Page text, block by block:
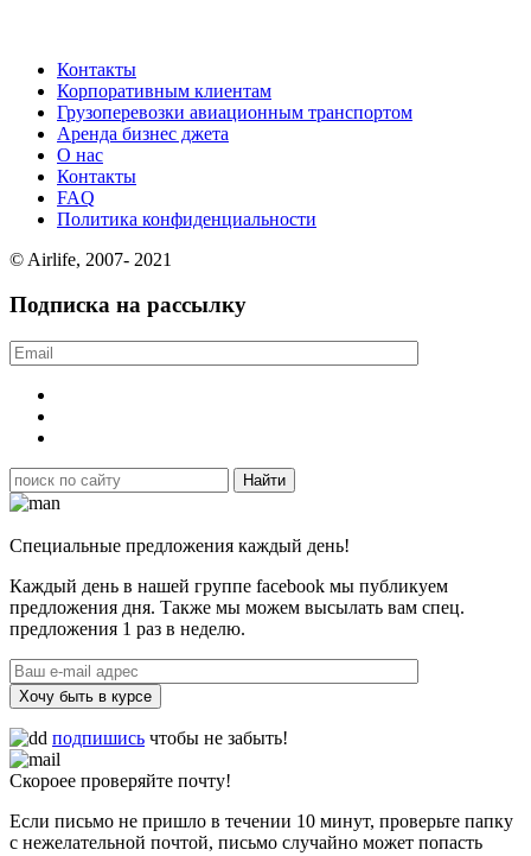
Контакты
Корпоративным клиентам
Грузоперевозки авиационным транспортом
Аренда бизнес джета
О нас
Контакты
FAQ
Политика конфиденциальности
© Airlife, 2007- 2021
Подписка на рассылку
Специальные предложения каждый день!
Каждый день в нашей группе facebook мы публикуем
предложения дня. Также мы можем высылать вам спец.
предложения 1 раз в неделю.
Хочу быть в курсе
подпишись чтобы не забыть!
Скороее проверяйте почту!
Если письмо не пришло в течении 10 минут, проверьте папку
с нежелательной почтой, письмо случайно может попасть